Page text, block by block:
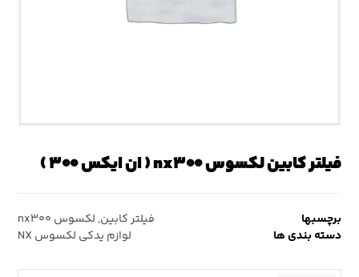
فیلتر کابین لکسوس nx۳۰۰ ( ان ایکس ۳۰۰ )
برچسبها فیلتر کابین, لکسوس nx۳۰۰
دسته بندی ها
لوازم یدکی لکسوس NX